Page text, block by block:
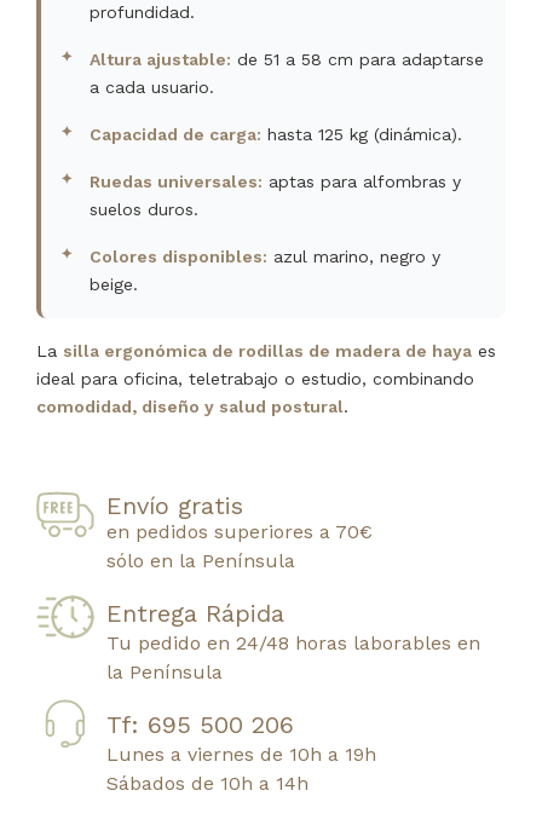
profundidad.
Altura ajustable: de 51 a 58 cm para adaptarse
a cada usuario.
Capacidad de carga: hasta 125 kg (dinámica).
Ruedas universales: aptas para alfombras y
suelos duros.
Colores disponibles: azul marino, negro y
beige.
La silla ergonómica de rodillas de madera de haya es
ideal para oficina, teletrabajo o estudio, combinando
comodidad, diseño y salud postural.
Envío gratis
en pedidos superiores a 70€
sólo en la Península
Entrega Rápida
Tu pedido en 24/48 horas laborables en
la Península
Tf: 695 500 206
Lunes a viernes de 10h a 19h
Sábados de 10h a 14h